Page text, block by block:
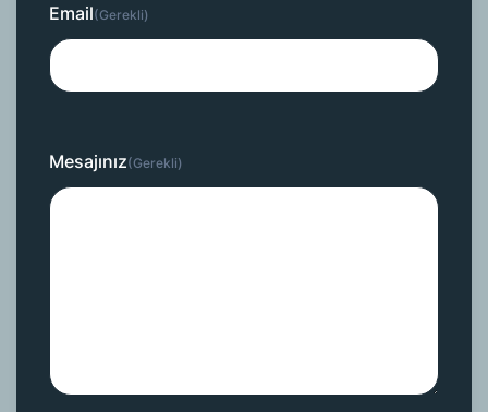
Email(Gerekli)
Mesajınız(Gerekli)